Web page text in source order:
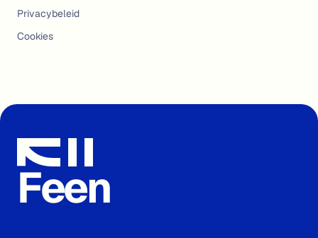
Privacybeleid
Cookies
Feen